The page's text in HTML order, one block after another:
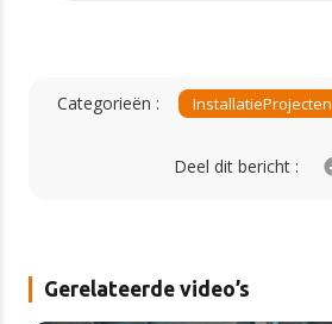
Categorieën : InstallatieProjecten
Deel dit bericht :
Gerelateerde video’s